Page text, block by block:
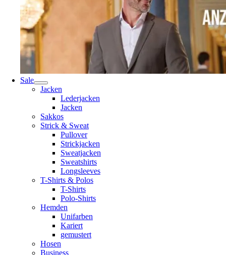
Sale
Jacken
Lederjacken
Jacken
Sakkos
Strick & Sweat
Pullover
Strickjacken
Sweatjacken
Sweatshirts
Longsleeves
T-Shirts & Polos
T-Shirts
Polo-Shirts
Hemden
Unifarben
Kariert
gemustert
Hosen
Business